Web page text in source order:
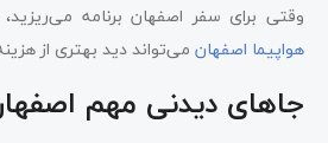
وقتی برای سفر اصفهان برنامه
هواپیما اصفهان می‌تواند دید بهتری از
جاهای دیدنی مهم